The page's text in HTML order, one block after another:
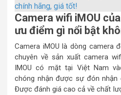
chính hãng, giá tốt!
Camera wifi iMOU
ưu điểm gì nổi bật
Camera iMOU là dòng camera
chuyên về sản xuất camera
IMOU có mặt tại Việt Nam
chóng nhận được sự đón nhận
Được đánh giá cao cả về chất